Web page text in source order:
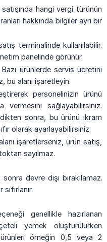
hangi vergi türünün
hakkında bilgiler ayrı bir
terminalinde kullanılabilir.
panelinde görünür.
ürünlerde servis ücretini
bu alanı işaretleyin.
personelinizin ürünü
vermesini sağlayabilirsiniz.
sonra, bu ürünü ikram
olarak ayarlayabilirsiniz.
işaretlerseniz, ürün satış,
sayılmaz.
devre dışı bırakılamaz.
genellikle hazırlanan
yemek oluşturulurken
ürünleri örneğin 0,5 veya 2